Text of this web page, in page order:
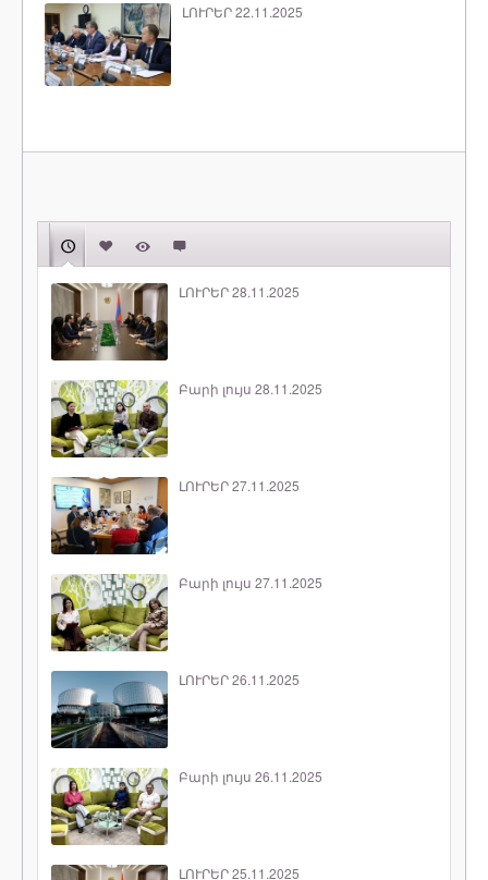
ԼՈՒՐԵՐ 22.11.2025
ԼՈՒՐԵՐ 28.11.2025
Բարի լույս 28.11.2025
ԼՈՒՐԵՐ 27.11.2025
Բարի լույս 27.11.2025
ԼՈՒՐԵՐ 26.11.2025
Բարի լույս 26.11.2025
ԼՈՒՐԵՐ 25.11.2025